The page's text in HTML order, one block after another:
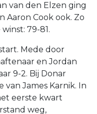
van den Elzen ging
Aaron Cook ook. Zo
79-81.
Mede door
en Jordan
9-2. Bij Donar
van James Karnik. In
eerste kwart
weg,